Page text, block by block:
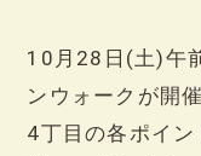
10月28日(土)午
ンウォークが開
4丁目の各ポイ